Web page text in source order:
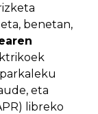
benetan,
eta
libreko